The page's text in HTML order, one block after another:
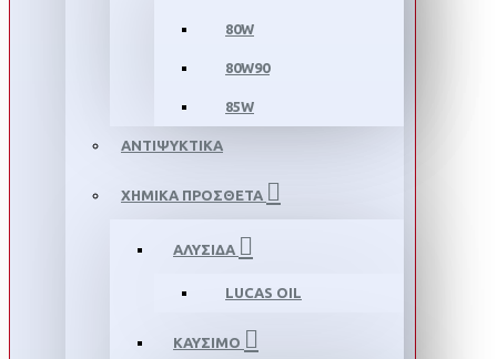
80W
80W90
85W
ΑΝΤΙΨΥΚΤΙΚΑ
ΧΗΜΙΚΑ ΠΡΟΣΘΕΤΑ
ΑΛΥΣΙΔΑ
LUCAS OIL
ΚΑΥΣΙΜΟ